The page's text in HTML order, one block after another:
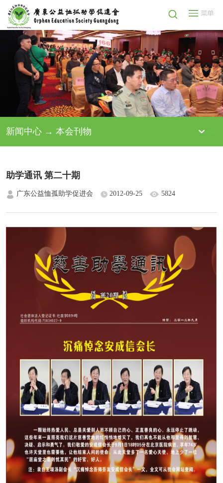
新闻中心 → 本会刊物
助学通讯 第二十期
广东公益恤孤助学促进会 2012-09-25 5824